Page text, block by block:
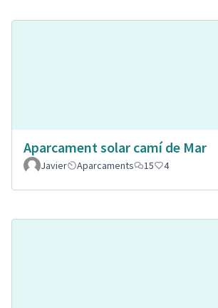
Aparcament solar camí de Mar
Javier
Aparcaments 15 4